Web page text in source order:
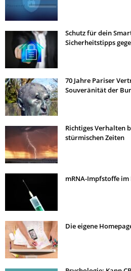
Schutz für dein
Sicherheitstipps
70 Jahre Pariser
Souveränität der
Richtiges Verhalten
stürmischen Zeiten
mRNA-Impfstoffe im
Die eigene